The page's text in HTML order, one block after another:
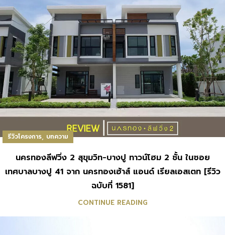
รีวิวโครงการ, บทความ
นครทองลีฟวิ่ง 2 สุขุมวิท-บางปู ทาวน์โฮม 2 ชั้น ในซอย
เทศบาลบางปู 41 จาก นครทองเฮ้าส์ แอนด์ เรียลเอสเตท [รีวิว
ฉบับที่ 1581]
CONTINUE READING